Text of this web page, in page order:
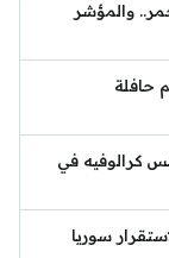
والمؤشر
حافلة
كرالوفيه في
سوريا